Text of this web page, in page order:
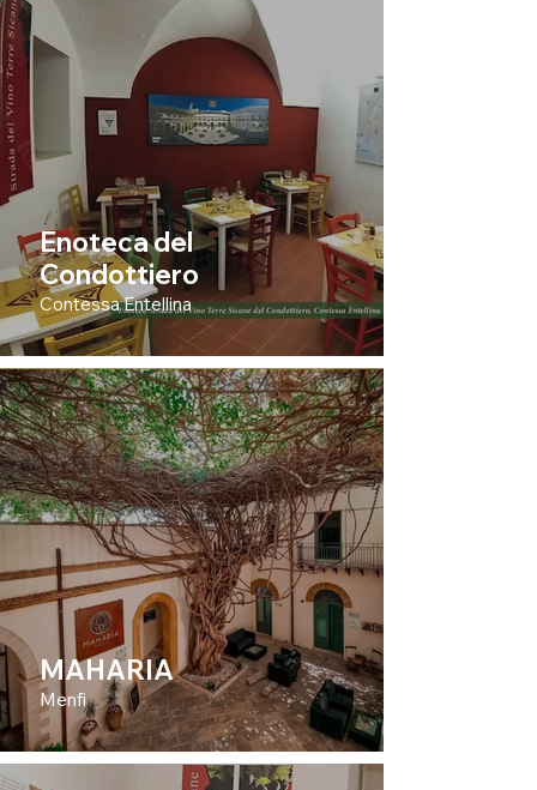
Enoteca del
Condottiero
Contessa Entellina
MAHARIA
Menfi